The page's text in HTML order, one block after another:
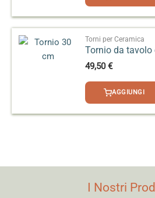
Torni per Ceramica
Tornio da tavolo
49,50€
AGGIUNGI
I Nostri